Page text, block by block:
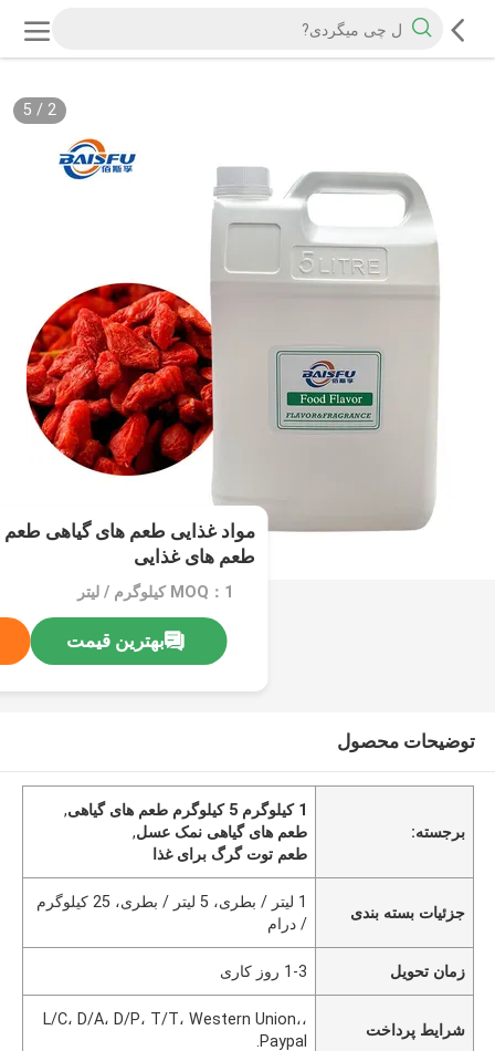
2
/
5
مواد غذایی طعم های گیاهی
طعم های غذایی
MOQ：1 کیلوگرم / لیتر
بهترین قیمت
توضیحات محصول
برجسته:
1 کیلوگرم 5 کیلوگرم طعم های گیاهی
,
طعم های گیاهی نمک عسل,
طعم توت گرگ برای غذا
جزئیات بسته بندی
1 لیتر / بطری، 5 لیتر / بطری، 25 کیلوگرم
/ درام
زمان تحویل 1-3 روز کاری
شرایط پرداخت
L/C، D/A، D/P، T/T، Western Union،،
Paypal.